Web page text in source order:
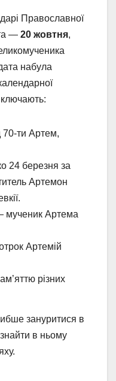
Православної
— 20 жовтня,
набула
70-ти Артем,
24 березня за
Артемон
мученик Артема
Артемій
різних
зануритися в
в ньому